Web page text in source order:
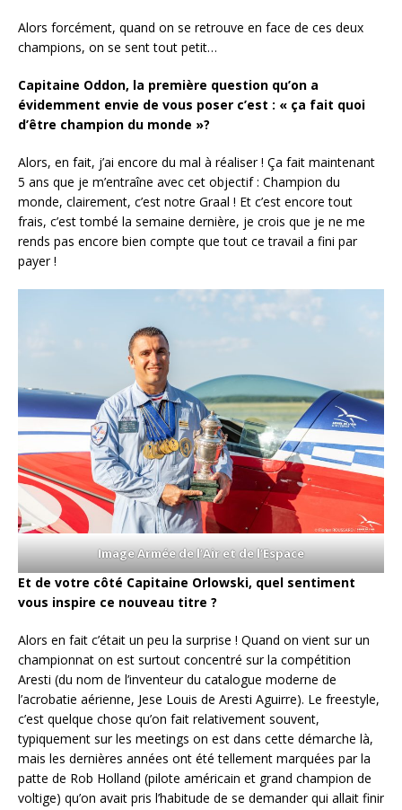
Alors forcément, quand on se retrouve en face de ces deux
champions, on se sent tout petit…
Capitaine Oddon, la première question qu’on a
évidemment envie de vous poser c’est : « ça fait quoi
d’être champion du monde »?
Alors, en fait, j’ai encore du mal à réaliser ! Ça fait maintenant
5 ans que je m’entraîne avec cet objectif : Champion du
monde, clairement, c’est notre Graal ! Et c’est encore tout
frais, c’est tombé la semaine dernière, je crois que je ne me
rends pas encore bien compte que tout ce travail a fini par
payer !
Image Armée de l’Air et de l’Espace
Et de votre côté Capitaine Orlowski, quel sentiment
vous inspire ce nouveau titre ?
Alors en fait c’était un peu la surprise ! Quand on vient sur un
championnat on est surtout concentré sur la compétition
Aresti (du nom de l’inventeur du catalogue moderne de
l’acrobatie aérienne, Jese Louis de Aresti Aguirre). Le freestyle,
c’est quelque chose qu’on fait relativement souvent,
typiquement sur les meetings on est dans cette démarche là,
mais les dernières années ont été tellement marquées par la
patte de Rob Holland (pilote américain et grand champion de
voltige) qu’on avait pris l’habitude de se demander qui allait finir